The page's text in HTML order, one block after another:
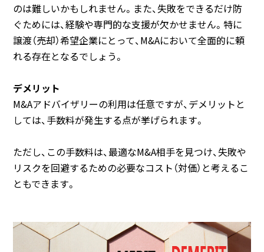
のは難しいかもしれません。また、失敗をできるだけ防
ぐためには、経験や専門的な支援が欠かせません。特に
譲渡（売却）希望企業にとって、M&Aにおいて全面的に頼
れる存在となるでしょう。
デメリット
M&Aアドバイザリーの利用は任意ですが、デメリットと
しては、手数料が発生する点が挙げられます。
ただし、この手数料は、最適なM&A相手を見つけ、失敗や
リスクを回避するための必要なコスト（対価）と考えるこ
ともできます。